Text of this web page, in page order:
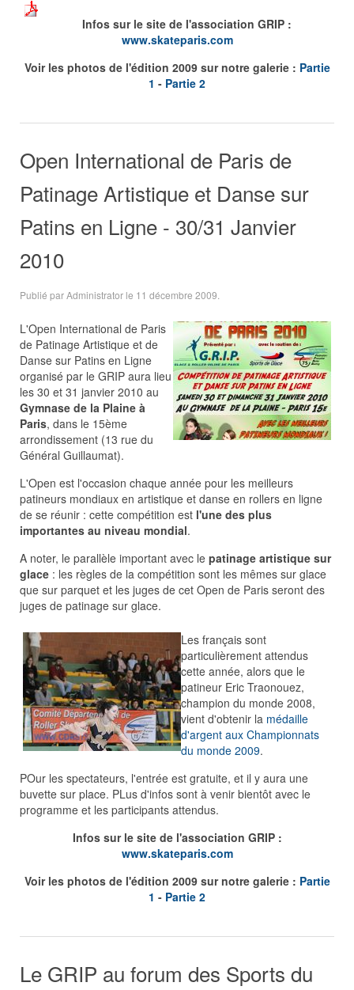
Infos sur le site de l'association GRIP :
www.skateparis.com
Voir les photos de l'édition 2009 sur notre galerie : Partie
1 - Partie 2
Open International de Paris de
Patinage Artistique et Danse sur
Patins en Ligne - 30/31 Janvier
2010
Publié par Administrator le 11 décembre 2009
L'Open International de Paris
de Patinage Artistique et de
Danse sur Patins en Ligne
organisé par le GRIP aura lieu
les 30 et 31 janvier 2010 au
Gymnase de la Plaine à
Paris, dans le 15ème
arrondissement (13 rue du
Général Guillaumat).
L'Open est l'occasion chaque année pour les meilleurs
patineurs mondiaux en artistique et danse en rollers en ligne
de se réunir : cette compétition est l'une des plus
importantes au niveau mondial.
A noter, le parallèle important avec le patinage artistique sur
glace : les règles de la compétition sont les mêmes sur glace
que sur parquet et les juges de cet Open de Paris seront des
juges de patinage sur glace.
Les français sont
particulièrement attendus
cette année, alors que le
patineur Eric Traonouez,
champion du monde 2008,
vient d'obtenir la médaille
d'argent aux Championnats
du monde 2009.
POur les spectateurs, l'entrée est gratuite, et il y aura une
buvette sur place. PLus d'infos sont à venir bientôt avec le
programme et les participants attendus.
Infos sur le site de l'association GRIP :
www.skateparis.com
Voir les photos de l'édition 2009 sur notre galerie : Partie
1 - Partie 2
Le GRIP au forum des Sports du